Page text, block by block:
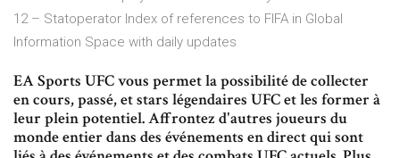
12 – Statoperator Index of references to FIFA in Global
Information Space with daily updates
EA Sports UFC vous permet la possibilité de collecter
en cours, passé, et stars légendaires UFC et les former à
leur plein potentiel. Affrontez d'autres joueurs du
monde entier dans des événements en direct qui sont